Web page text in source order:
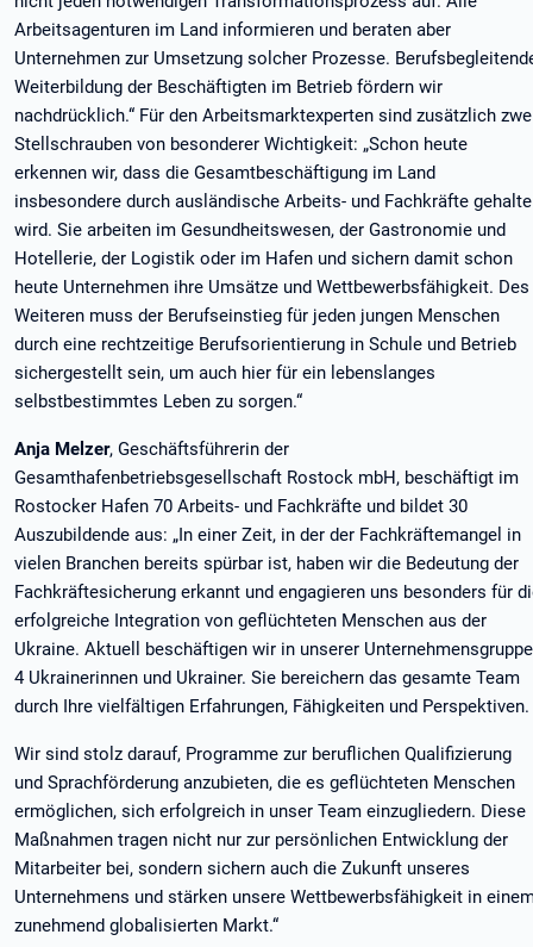
Arbeitsagenturen im Land informieren und beraten aber
Unternehmen zur Umsetzung solcher Prozesse.
Weiterbildung der Beschäftigten im Betrieb fördern wir
nachdrücklich.“ Für den Arbeitsmarktexperten sind zusätzlich
Stellschrauben von besonderer Wichtigkeit: „Schon heute
erkennen wir, dass die Gesamtbeschäftigung im Land
insbesondere durch ausländische Arbeits- und Fachkräfte
wird. Sie arbeiten im Gesundheitswesen, der Gastronomie und
Hotellerie, der Logistik oder im Hafen und sichern damit schon
heute Unternehmen ihre Umsätze und Wettbewerbsfähigkeit. Des
Weiteren muss der Berufseinstieg für jeden jungen Menschen
durch eine rechtzeitige Berufsorientierung in Schule und Betrieb
sichergestellt sein, um auch hier für ein lebenslanges
selbstbestimmtes Leben zu sorgen.“
Anja Melzer, Geschäftsführerin der
Gesamthafenbetriebsgesellschaft Rostock mbH, beschäftigt im
Rostocker Hafen 70 Arbeits- und Fachkräfte und bildet 30
Auszubildende aus: „In einer Zeit, in der der Fachkräftemangel in
vielen Branchen bereits spürbar ist, haben wir die Bedeutung der
Fachkräftesicherung erkannt und engagieren uns besonders für
erfolgreiche Integration von geflüchteten Menschen aus der
Ukraine. Aktuell beschäftigen wir in unserer Unternehmensgruppe
4 Ukrainerinnen und Ukrainer. Sie bereichern das gesamte Team
durch Ihre vielfältigen Erfahrungen, Fähigkeiten und Perspektiven.
Wir sind stolz darauf, Programme zur beruflichen Qualifizierung
und Sprachförderung anzubieten, die es geflüchteten Menschen
ermöglichen, sich erfolgreich in unser Team einzugliedern. Diese
Maßnahmen tragen nicht nur zur persönlichen Entwicklung der
Mitarbeiter bei, sondern sichern auch die Zukunft unseres
Unternehmens und stärken unsere Wettbewerbsfähigkeit in
zunehmend globalisierten Markt.“